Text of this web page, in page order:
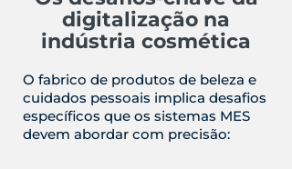
digitalização na
indústria cosmética
O fabrico de produtos de beleza e
cuidados pessoais implica desafios
específicos que os sistemas MES
devem abordar com precisão: